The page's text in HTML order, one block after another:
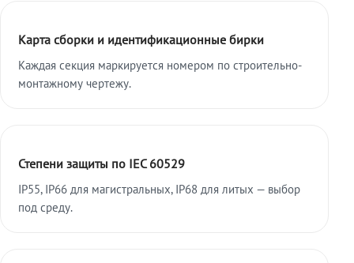
Карта сборки и идентификационные бирки
Каждая секция маркируется номером по строительно-
монтажному чертежу.
Степени защиты по IEC 60529
IP55, IP66 для магистральных, IP68 для литых — выбор
под среду.